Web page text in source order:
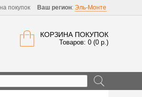
покупок Ваш регион: Эль-Монте
КОРЗИНА ПОКУПОК
Товаров: 0 (0 р.)